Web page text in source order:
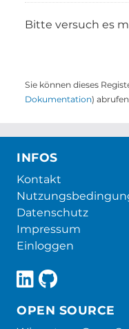
Bitte versuch es
Sie können dieses
Dokumentation)
INFOS
Kontakt
Datenschutz
Impressum
Einloggen
OPEN SOURCE